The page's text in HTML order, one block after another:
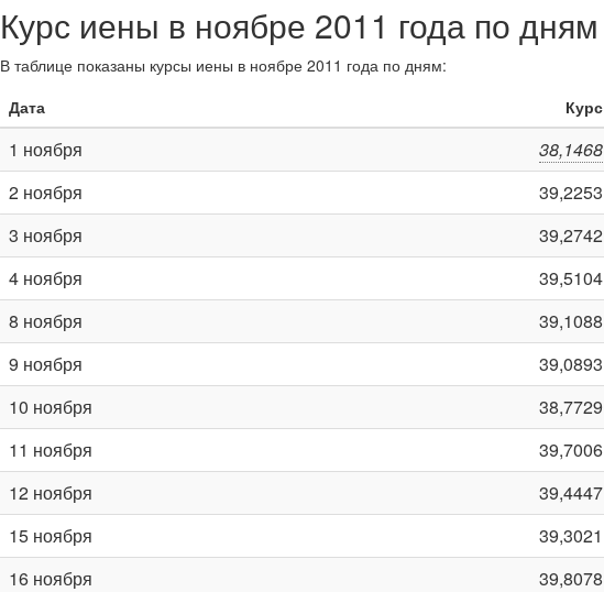
Курс иены в ноябре 2011 года по дням
В таблице показаны курсы иены в ноябре 2011 года по дням:
Дата
Курс
1 ноября 38,1468
2 ноября
39,2253
3 ноября
39,2742
4 ноября
39,5104
8 ноября
39,1088
9 ноября
39,0893
10 ноября
38,7729
11 ноября
39,7006
12 ноября
39,4447
15 ноября
39,3021
16 ноября
39,8078